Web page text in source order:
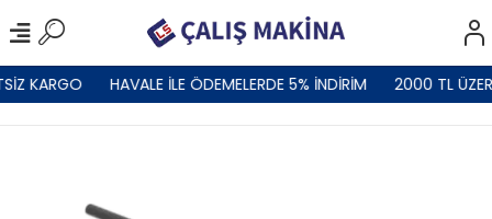
KARGO HAVALE İLE ÖDEMELERDE 5% İNDİRİM 2000 TL